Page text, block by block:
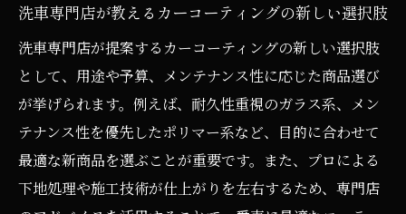
カーコーティング新技術が実現する快適な
カーライフ
進化したカーコーティングが愛車を長持ち
させる理由
郡山で注目のカーコーティング新技術とは
何か
ガラスコーティングの持続力とケア方法を
洗車専門店が教えるカーコーティングの新しい選択肢
洗車専門店が提案するカーコーティングの新しい選択肢
として、用途や予算、メンテナンス性に応じた商品選び
が挙げられます。例えば、耐久性重視のガラス系、メン
テナンス性を優先したポリマー系など、目的に合わせて
最適な新商品を選ぶことが重要です。また、プロによる
下地処理や施工技術が仕上がりを左右するため、専門店